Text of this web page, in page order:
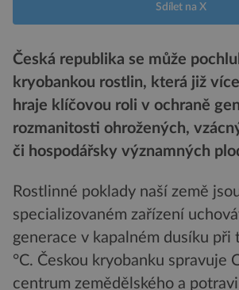
Sdílet na X
Česká republika se může
kryobankou rostlin, která již
hraje klíčovou roli v ochraně
rozmanitosti ohrožených,
či hospodářsky významných
Rostlinné poklady naší země
specializovaném zařízení
generace v kapalném dusíku
°C. Českou kryobanku spravuje
centrum zemědělského a